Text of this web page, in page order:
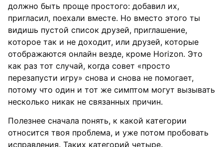
должно быть проще простого: добавил их,
пригласил, поехали вместе. Но вместо этого ты
видишь пустой список друзей, приглашение,
которое так и не доходит, или друзей, которые
отображаются онлайн везде, кроме Horizon. Это
как раз тот случай, когда совет «просто
перезапусти игру» снова и снова не помогает,
потому что один и тот же симптом могут вызывать
несколько никак не связанных причин.
Полезнее сначала понять, к какой категории
относится твоя проблема, и уже потом пробовать
исправления. Таких категорий четыре.